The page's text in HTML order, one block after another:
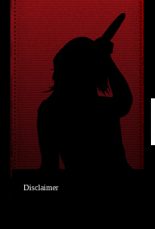
Disclaimer